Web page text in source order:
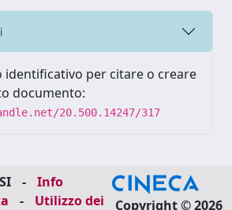
identificativo per citare o creare
documento:
20.500.14247/317
-
Info
- Utilizzo dei Copyright © 2026